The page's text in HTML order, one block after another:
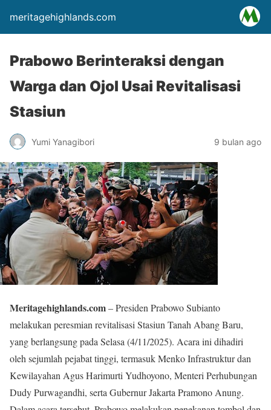
meritagehighlands.com
Prabowo Berinteraksi dengan
Warga dan Ojol Usai Revitalisasi
Stasiun
Yumi Yanagibori 9 bulan ago
Meritagehighlands.com– Presiden Prabowo Subianto
melakukan peresmian revitalisasi Stasiun Tanah Abang Baru,
yang berlangsung pada Selasa (4/11/2025). Acara ini dihadiri
oleh sejumlah pejabat tinggi, termasuk Menko Infrastruktur dan
Kewilayahan Agus Harimurti Yudhoyono, Menteri Perhubungan
Dudy Purwagandhi, serta Gubernur Jakarta Pramono Anung.